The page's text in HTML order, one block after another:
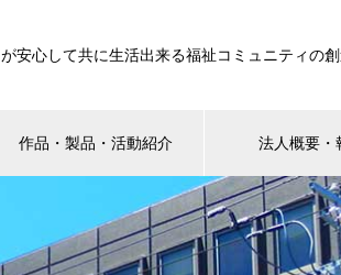
安心して共に生活出来る福祉コミュニティの
作品・製品・活動紹介 法人概要・